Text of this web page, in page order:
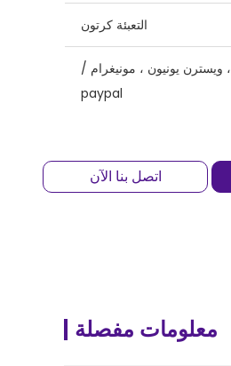
التعبئة كرتون
t / t ، ويسترن يونيون ، مونيغرام /
paypal
اتصل بنا الآن
معلومات مفصلة